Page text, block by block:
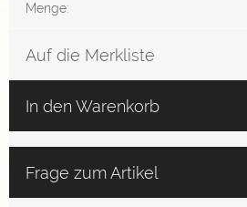
Menge:
Auf die Merkliste
In den Warenkorb
Frage zum Artikel